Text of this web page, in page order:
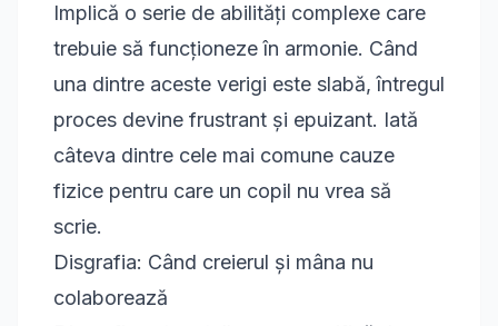
Implică o serie de abilități complexe care
trebuie să funcționeze în armonie. Când
una dintre aceste verigi este slabă, întregul
proces devine frustrant și epuizant. Iată
câteva dintre cele mai comune cauze
fizice pentru care un copil nu vrea să
scrie.
Disgrafia: Când creierul și mâna nu
colaborează